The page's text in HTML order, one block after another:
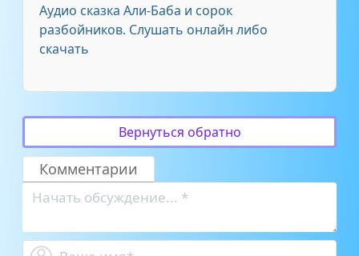
Аудио сказка Али-Баба и сорок
разбойников. Слушать онлайн либо
скачать
Вернуться обратно
Комментарии